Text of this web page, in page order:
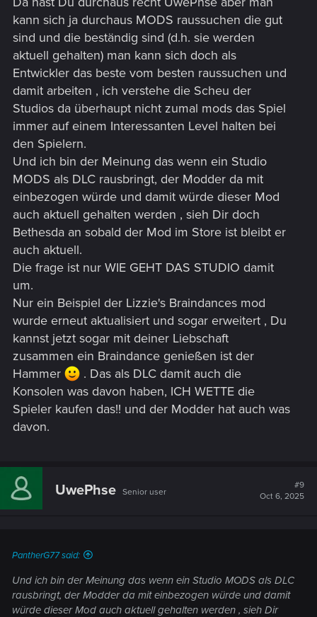
kann sich ja durchaus MODS raussuchen die gut
sind und die beständig sind (d.h. sie werden
aktuell gehalten) man kann sich doch als
Entwickler das beste vom besten raussuchen und
damit arbeiten , ich verstehe die Scheu der
Studios da überhaupt nicht zumal mods das Spiel
immer auf einem Interessanten Level halten bei
den Spielern.
Und ich bin der Meinung das wenn ein Studio
MODS als DLC rausbringt, der Modder da mit
einbezogen würde und damit würde dieser Mod
auch aktuell gehalten werden , sieh Dir doch
Bethesda an sobald der Mod im Store ist bleibt er
auch aktuell.
Die frage ist nur WIE GEHT DAS STUDIO damit
um.
Nur ein Beispiel der Lizzie's Braindances mod
wurde erneut aktualisiert und sogar erweitert , Du
kannst jetzt sogar mit deiner Liebschaft
zusammen ein Braindance genießen ist der
Hammer
. Das als DLC damit auch die
Konsolen was davon haben, ICH WETTE die
Spieler kaufen das!! und der Modder hat auch was
davon.
UwePhse Senior user
#9
Oct 6, 2025
PantherG77 said:
Und ich bin der Meinung das wenn ein Studio MODS als DLC
rausbringt, der Modder da mit einbezogen würde und damit
würde dieser Mod auch aktuell gehalten werden , sieh Dir